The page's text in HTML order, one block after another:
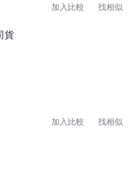
加入比較 找相似
貨
加入比較 找相似